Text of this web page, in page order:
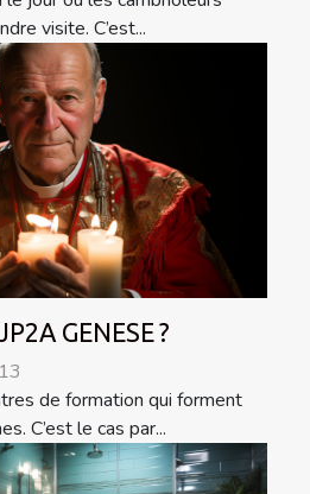
visite. C’est...
GENESE ?
de formation qui forment
C’est le cas par...